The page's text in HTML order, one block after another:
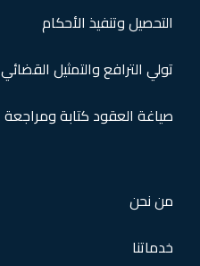
التحصيل وتنفيذ الأحكام
تولي الترافع والتمثيل القضائي
صياغة العقود كتابة ومراجعة
من نحن
خدماتنا